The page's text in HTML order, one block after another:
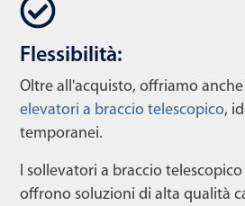
Flessibilità:
Oltre all'acquisto, offriamo anche
elevatori a braccio telescopico,
temporanei.
I sollevatori a braccio
offrono soluzioni di alta qualità